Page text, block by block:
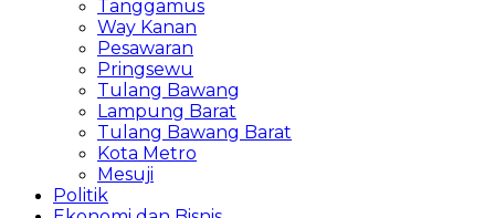
Tanggamus
Way Kanan
Pesawaran
Pringsewu
Tulang Bawang
Lampung Barat
Tulang Bawang Barat
Kota Metro
Mesuji
Politik